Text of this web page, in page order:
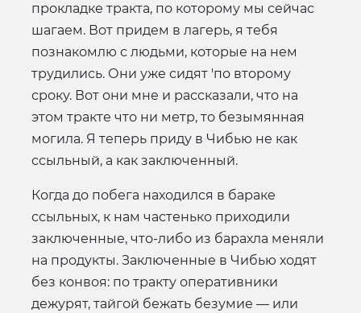
прокладке тракта, по которому мы сейчас
шагаем. Вот придем в лагерь, я тебя
познакомлю с людьми, которые на нем
трудились. Они уже сидят 'по второму
сроку. Вот они мне и рассказали, что на
этом тракте что ни метр, то безымянная
могила. Я теперь приду в Чибью не как
ссыльный, а как заключенный.
Когда до побега находился в бараке
ссыльных, к нам частенько приходили
заключенные, что-либо из барахла меняли
на продукты. Заключенные в Чибью ходят
без конвоя: по тракту оперативники
дежурят, тайгой бежать безумие — или